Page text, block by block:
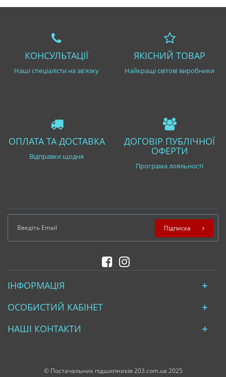
КОНСУЛЬТАЦІЇ
Наші спеціалісти на зв'язку
ЯКІСНИЙ ТОВАР
Найкращі світові виробники
ОПЛАТА ТА ДОСТАВКА
Відправки щодня
ДОГОВІР ПУБЛІЧНОЇ
ОФЕРТИ
Програма лояльності
Підписка
ІНФОРМАЦІЯ
ОСОБИСТИЙ КАБІНЕТ
НАШІ КОНТАКТИ
© Постачальник підшипників 203.com.ua 2025